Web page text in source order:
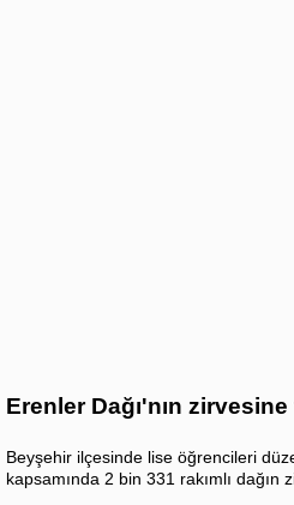
Erenler Dağı'nın zirvesine
Beyşehir ilçesinde lise öğrencileri
kapsamında 2 bin 331 rakımlı dağın